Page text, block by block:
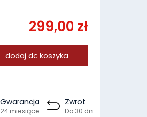
299,00 zł
dodaj do koszyka
Gwarancja
24 miesiące
Zwrot
Do 30 dni